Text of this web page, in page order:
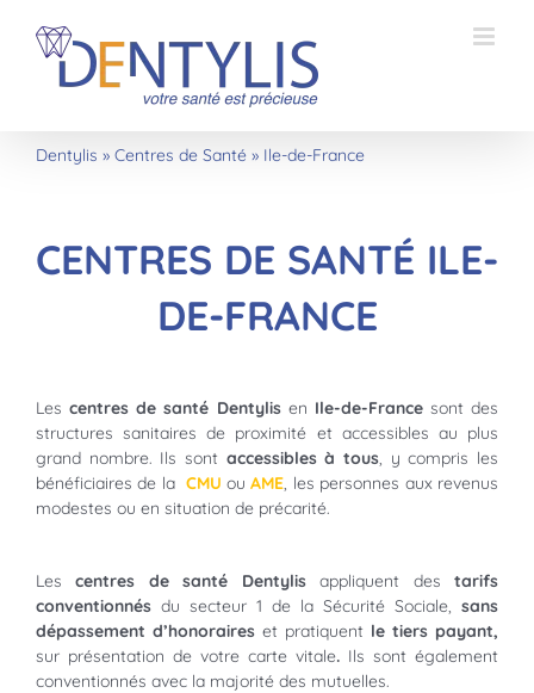
contenu
Dentylis » Centres de Santé» Ile-de-France
CENTRES DE SANTÉ ILE-
DE-FRANCE
Lescentres de santé Dentylis en Ile-de-France sont des
structures sanitaires de proximité et accessibles au plus
grand nombre. Ils sont accessibles à tous , y compris les
bénéficiaires de la CMU ouAME , les personnes aux revenus
modestes ou en situation de précarité.
Lescentres de santé Dentylisappliquent destarifs
conventionnésdu secteur 1 de la Sécurité Sociale,sans
dépassement d’honoraires et pratiquent le tiers payant,
sur présentation de votre carte vitale. Ils sont également
conventionnés avec la majorité des mutuelles.